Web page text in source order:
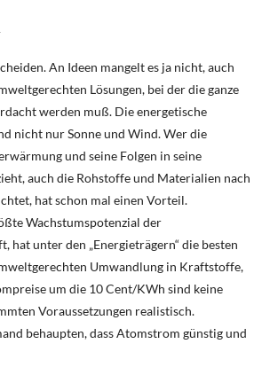
An Ideen mangelt es ja nicht, auch
Lösungen, bei der die ganze
werden muß. Die energetische
nicht nur Sonne und Wind. Wer die
und seine Folgen in seine
auch die Rohstoffe und Materialien nach
hat schon mal einen Vorteil.
Wachstumspotenzial der
hat unter den „Energieträgern“ die besten
Umwandlung in Kraftstoffe,
um die 10 Cent/KWh sind keine
Voraussetzungen realistisch.
behaupten, dass Atomstrom günstig und